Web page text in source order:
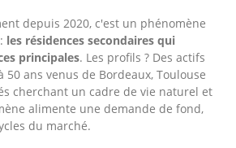
depuis 2020, c'est un phénomène
les résidences secondaires qui
principales. Les profils ? Des actifs
50 ans venus de Bordeaux, Toulouse
cherchant un cadre de vie naturel et
alimente une demande de fond,
du marché.